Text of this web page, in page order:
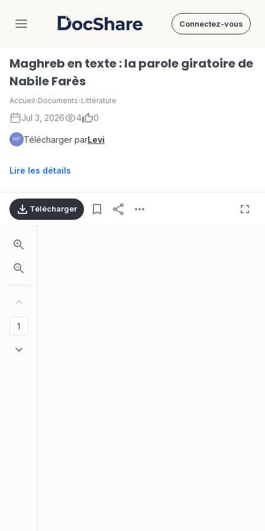
DocShare Connectez-vous
Maghreb en texte : la parole giratoire de
Nabile Farès
Accueil›Documents›Littérature
Jul 3, 2026 4 0
Télécharger parLevi
Lire les détails
Télécharger